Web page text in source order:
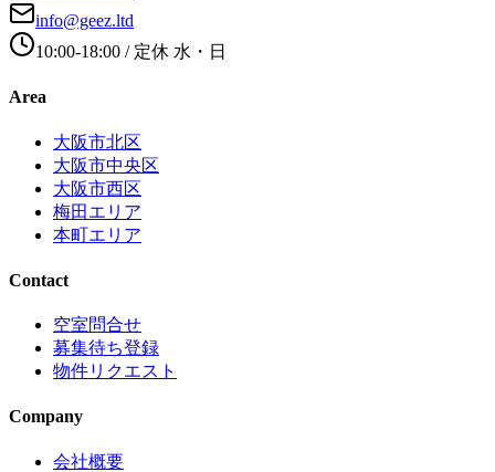
info@geez.ltd
10:00-18:00 / 定休 水・日
Area
大阪市北区
大阪市中央区
大阪市西区
梅田エリア
本町エリア
Contact
空室問合せ
募集待ち登録
物件リクエスト
Company
会社概要